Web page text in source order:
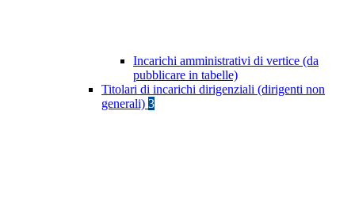
Incarichi amministrativi di vertice (da
pubblicare in tabelle)
Titolari di incarichi dirigenziali (dirigenti non
generali) 3